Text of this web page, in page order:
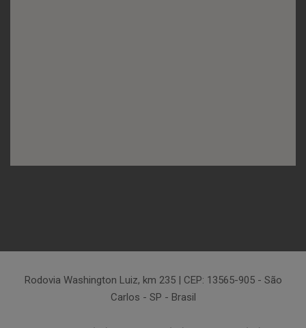
Rodovia Washington Luiz, km 235 | CEP: 13565-905 - São
Carlos - SP - Brasil